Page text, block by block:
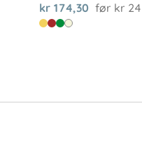
kr 174,30 før kr